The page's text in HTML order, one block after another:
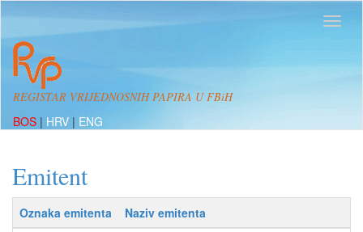
REGISTAR VRIJEDNOSNIH PAPIRA U FBiH
BOS | HRV | ENG
Emitent
Oznaka emitenta
Naziv emitenta